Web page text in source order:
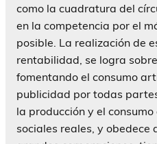
como la cuadratura del
en la competencia por el
posible. La realización de
rentabilidad, se logra
fomentando el consumo
publicidad por todas
la producción y el
sociales reales, y